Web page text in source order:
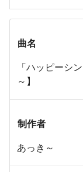
曲名
「ハッピーシ
～】
制作者
あっき～